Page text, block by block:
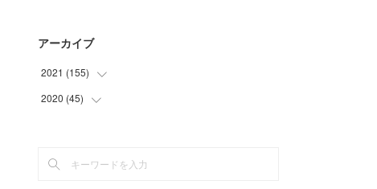
アーカイブ
2021 (155)
(24
)
(
2020 (45)
(